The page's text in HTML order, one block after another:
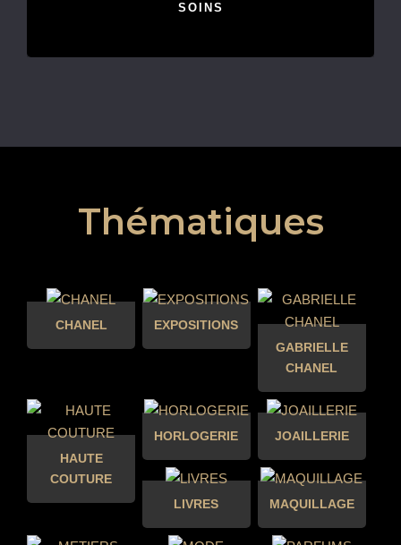
SOINS
Thématiques
CHANEL
EXPOSITIONS
GABRIELLE
CHANEL
HAUTE
COUTURE
HORLOGERIE JOAILLERIE
LIVRES MAQUILLAGE